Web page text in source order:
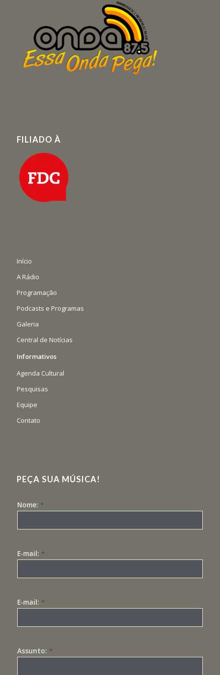
FILIADO À
Início
A Rádio
Programação
Podcasts e Programas
Galeria
Central de Notícias
Informativos
Agenda Cultural
Pesquisas
Equipe
Contato
PEÇA SUA MÚSICA!
Nome: *
E-mail: *
E-mail: *
Assunto: *